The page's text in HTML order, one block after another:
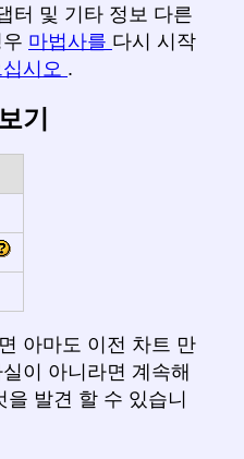
터 및 기타 정보 다른
마법사를 다시 시작
시오 .
기
아마도 이전 차트 만
이 아니라면 계속해
발견 할 수 있습니